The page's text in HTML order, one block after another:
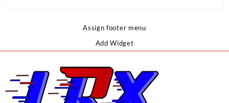
Assign footer menu
Add Widget